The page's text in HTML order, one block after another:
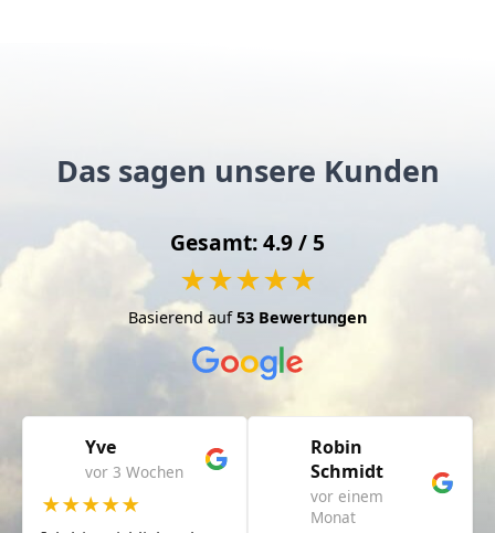
Das sagen unsere Kunden
Gesamt: 4.9 / 5
★★★★★
Basierend auf53 Bewertungen
Yve
vor 3 Wochen
★★★★★
Robin
Schmidt
vor einem
Monat